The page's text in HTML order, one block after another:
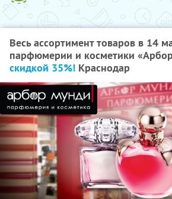
Весь ассортимент товаров в 14
парфюмерии и косметики
скидкой 35%! Краснодар